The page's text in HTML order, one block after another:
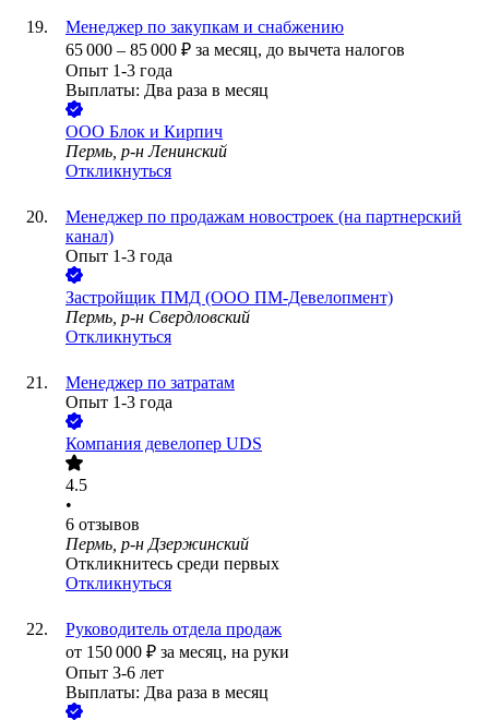
Менеджер по закупкам и снабжению
65 000 – 85 000 ₽ за месяц, до вычета налогов
Опыт 1-3 года
Выплаты: Два раза в месяц
ООО Блок и Кирпич
Пермь, р-н Ленинский
Откликнуться
Менеджер по продажам новостроек (на партнерский
канал)
Опыт 1-3 года
Застройщик ПМД (ООО ПМ-Девелопмент)
Пермь, р-н Свердловский
Откликнуться
Менеджер по затратам
Опыт 1-3 года
Компания девелопер UDS
4.5
•
6 отзывов
Пермь, р-н Дзержинский
Откликнитесь среди первых
Откликнуться
Руководитель отдела продаж
от 150 000 ₽ за месяц, на руки
Опыт 3-6 лет
Выплаты: Два раза в месяц